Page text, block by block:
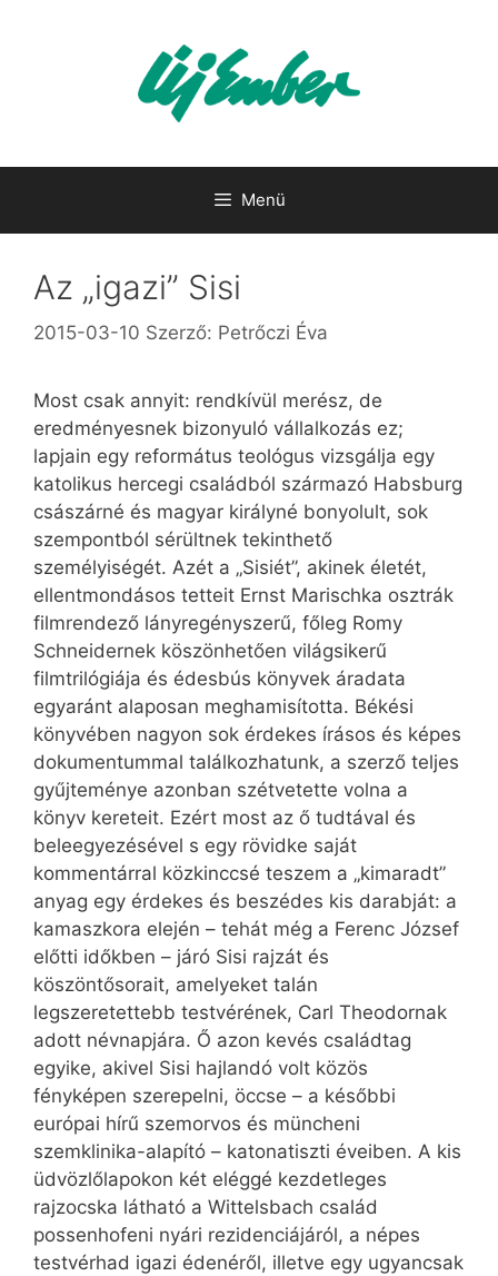
Menü
Az „igazi” Sisi
2015-03-10 Szerző: Petrőczi Éva
Most csak annyit: rendkívül merész, de
eredményesnek bizonyuló vállalkozás ez;
lapjain egy református teológus vizsgálja egy
katolikus hercegi családból származó Habsburg
császárné és magyar királyné bonyolult, sok
szempontból sérültnek tekinthető
személyiségét. Azét a „Sisiét”, akinek életét,
ellentmondásos tetteit Ernst Marischka osztrák
filmrendező lányregényszerű, főleg Romy
Schneidernek köszönhetően világsikerű
filmtrilógiája és édesbús könyvek áradata
egyaránt alaposan meghamisította. Békési
könyvében nagyon sok érdekes írásos és képes
dokumentummal találkozhatunk, a szerző teljes
gyűjteménye azonban szétvetette volna a
könyv kereteit. Ezért most az ő tudtával és
beleegyezésével s egy rövidke saját
kommentárral közkinccsé teszem a „kimaradt”
anyag egy érdekes és beszédes kis darabját: a
kamaszkora elején – tehát még a Ferenc József
előtti időkben – járó Sisi rajzát és
köszöntősorait, amelyeket talán
legszeretettebb testvérének, Carl Theodornak
adott névnapjára. Ő azon kevés családtag
egyike, akivel Sisi hajlandó volt közös
fényképen szerepelni, öccse – a későbbi
európai hírű szemorvos és müncheni
szemklinika-alapító – katonatiszti éveiben. A kis
üdvözlőlapokon két eléggé kezdetleges
rajzocska látható a Wittelsbach család
possenhofeni nyári rezidenciájáról, a népes
testvérhad igazi édenéről, illetve egy ugyancsak